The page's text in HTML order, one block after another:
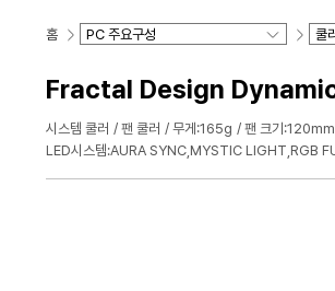
홈
Fractal Design
시스템 쿨러 팬 쿨러 무게:165g 팬 크기:120mm
LED시스템:AURA SYNC,MYSTIC LIGHT,RGB